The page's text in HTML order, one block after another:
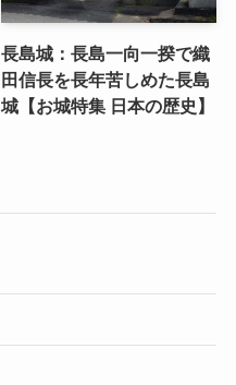
長島城：長島一向一揆で織
田信長を長年苦しめた長島
城【お城特集 日本の歴史】